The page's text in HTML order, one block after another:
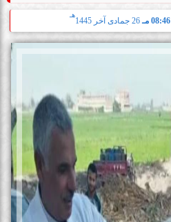
08:46 مـ 26 جمادى آخر 1445
هـ